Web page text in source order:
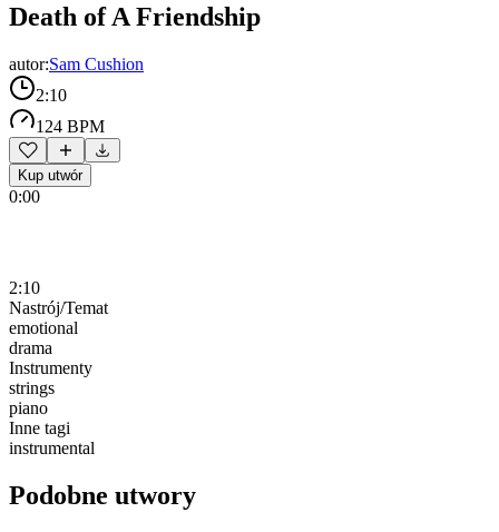
Death of A Friendship
autor:Sam Cushion
2:10
124 BPM
Kup utwór
0:00
2:10
Nastrój/Temat
emotional
drama
Instrumenty
strings
piano
Inne tagi
instrumental
Podobne utwory